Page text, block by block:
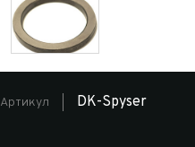
Артикул DK-Spyser